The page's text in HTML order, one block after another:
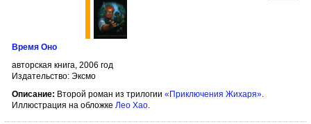
Время Оно
авторская книга, 2006 год
Издательство: Эксмо
Описание: Второй роман из трилогии «Приключения Жихаря».
Иллюстрация на обложке Лео Хао.